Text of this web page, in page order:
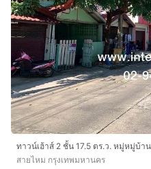
สายไหม กรุงเทพมหานคร